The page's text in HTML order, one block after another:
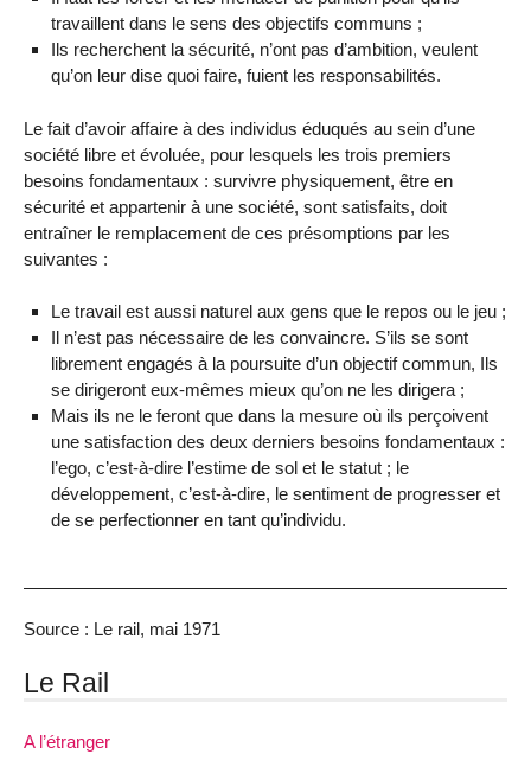
travaillent dans le sens des objectifs communs ;
Ils recherchent la sécurité, n’ont pas d’ambition, veulent
qu’on leur dise quoi faire, fuient les responsabilités.
Le fait d’avoir affaire à des individus éduqués au sein d’une
société libre et évoluée, pour lesquels les trois premiers
besoins fondamentaux : survivre physiquement, être en
sécurité et appartenir à une société, sont satisfaits, doit
entraîner le remplacement de ces présomptions par les
suivantes :
Le travail est aussi naturel aux gens que le repos ou le jeu ;
Il n’est pas nécessaire de les convaincre. S’ils se sont
librement engagés à la poursuite d’un objectif commun, Ils
se dirigeront eux-mêmes mieux qu’on ne les dirigera ;
Mais ils ne le feront que dans la mesure où ils perçoivent
une satisfaction des deux derniers besoins fondamentaux :
l’ego, c’est-à-dire l’estime de sol et le statut ; le
développement, c’est-à-dire, le sentiment de progresser et
de se perfectionner en tant qu’individu.
Source : Le rail, mai 1971
Le Rail
A l’étranger